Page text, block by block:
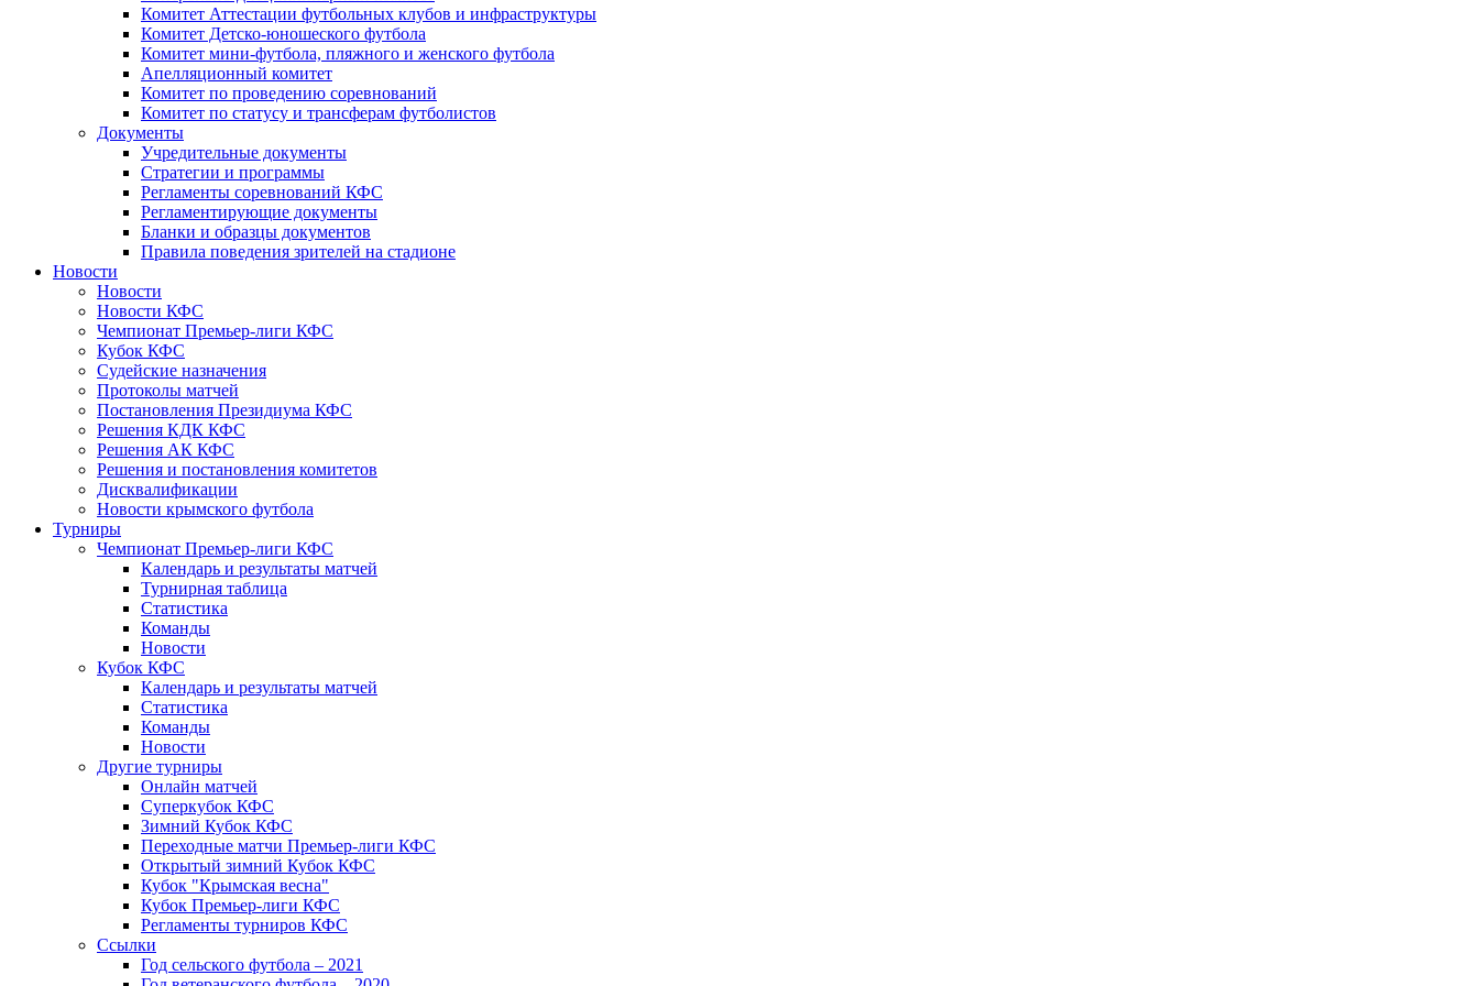
Комитет Аттестации футбольных клубов и инфраструктуры
Комитет Детско-юношеского футбола
Комитет мини-футбола, пляжного и женского футбола
Апелляционный комитет
Комитет по проведению соревнований
Комитет по статусу и трансферам футболистов
Документы
Учредительные документы
Стратегии и программы
Регламенты соревнований КФС
Регламентирующие документы
Бланки и образцы документов
Правила поведения зрителей на стадионе
Новости
Новости
Новости КФС
Чемпионат Премьер-лиги КФС
Кубок КФС
Судейские назначения
Протоколы матчей
Постановления Президиума КФС
Решения КДК КФС
Решения АК КФС
Решения и постановления комитетов
Дисквалификации
Новости крымского футбола
Турниры
Чемпионат Премьер-лиги КФС
Календарь и результаты матчей
Турнирная таблица
Статистика
Команды
Новости
Кубок КФС
Календарь и результаты матчей
Статистика
Команды
Новости
Другие турниры
Онлайн матчей
Суперкубок КФС
Зимний Кубок КФС
Переходные матчи Премьер-лиги КФС
Открытый зимний Кубок КФС
Кубок "Крымская весна"
Кубок Премьер-лиги КФС
Регламенты турниров КФС
Ссылки
Год сельского футбола – 2021